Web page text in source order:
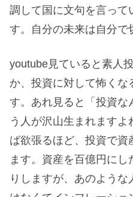
調して国に文句を言って
す。自分の未来は自分で
youtube見ていると素人
か、投資に対して怖くな
す。あれ見ると「投資な
う人が沢山生まれます
ば欲張るほど、投資で資
ます。資産を百億円に
りしますが、あのよう